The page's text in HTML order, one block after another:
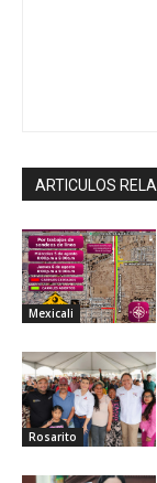
ARTICULOS
Mexicali
Rosarito